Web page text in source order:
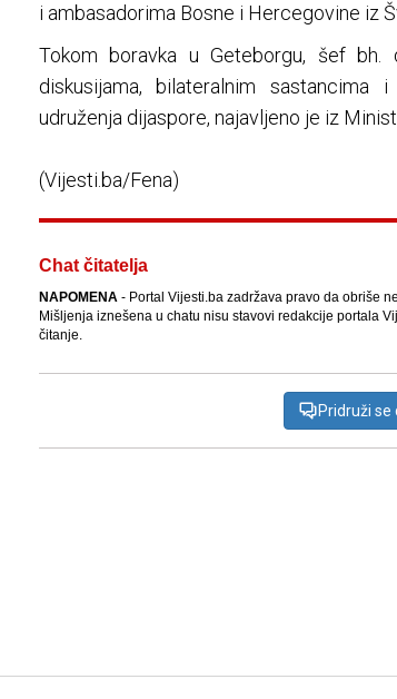
i ambasadorima Bosne i Hercegovine iz
Tokom boravka u Geteborgu, šef bh.
diskusijama, bilateralnim
udruženja dijaspore, najavljeno je iz
(Vijesti.ba/Fena)
Chat čitatelja
NAPOMENA- Portal Vijesti.ba zadržava pravo da obriše
Mišljenja iznešena u chatu nisu stavovi redakcije portala
čitanje.
Pridruži se